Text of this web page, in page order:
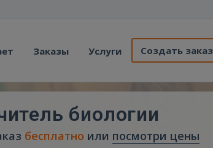
Заказы Услуги Создать заказ
биологии
бесплатно или посмотри цены